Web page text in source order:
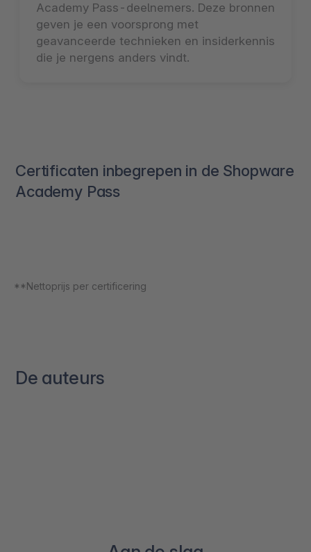
Academy Pass-deelnemers. Deze bronnen
geven je een voorsprong met
geavanceerde technieken en insiderkennis
die je nergens anders vindt.
Certificaten inbegrepen in de Shopware
Academy Pass
**Nettoprijs per certificering
De auteurs